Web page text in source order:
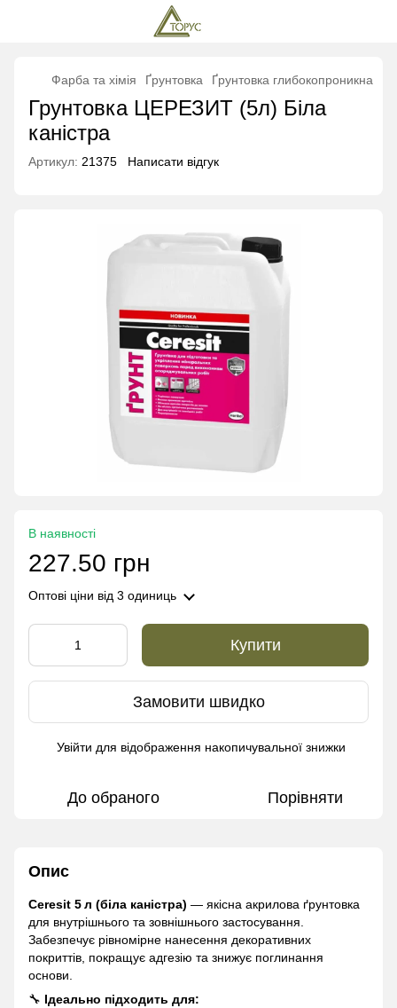
Фарба та хімія Ґрунтовка Ґрунтовка глибокопроникна
Грунтовка ЦЕРЕЗИТ (5л) Біла
каністра
Артикул: 21375 Написати відгук
В наявності
227.50 грн
Оптові ціни від 3 одиниць
Купити
Замовити швидко
Увійти для відображення накопичувальної знижки
До обраного Порівняти
Опис
Ceresit 5 л (біла каністра) — якісна акрилова ґрунтовка
для внутрішнього та зовнішнього застосування.
Забезпечує рівномірне нанесення декоративних
покриттів, покращує адгезію та знижує поглинання
основи.
🔧 Ідеально підходить для: